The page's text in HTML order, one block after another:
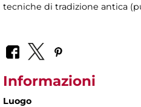
tecniche di tradizione antica
Informazioni
Luogo